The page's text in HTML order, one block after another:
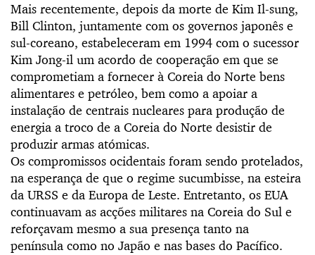
Mais recentemente, depois da morte de Kim Il-sung,
Bill Clinton, juntamente com os governos japonês e
sul-coreano, estabeleceram em 1994 com o sucessor
Kim Jong-il um acordo de cooperação em que se
comprometiam a fornecer à Coreia do Norte bens
alimentares e petróleo, bem como a apoiar a
instalação de centrais nucleares para produção de
energia a troco de a Coreia do Norte desistir de
produzir armas atómicas.
Os compromissos ocidentais foram sendo protelados,
na esperança de que o regime sucumbisse, na esteira
da URSS e da Europa de Leste. Entretanto, os EUA
continuavam as acções militares na Coreia do Sul e
reforçavam mesmo a sua presença tanto na
península como no Japão e nas bases do Pacífico.